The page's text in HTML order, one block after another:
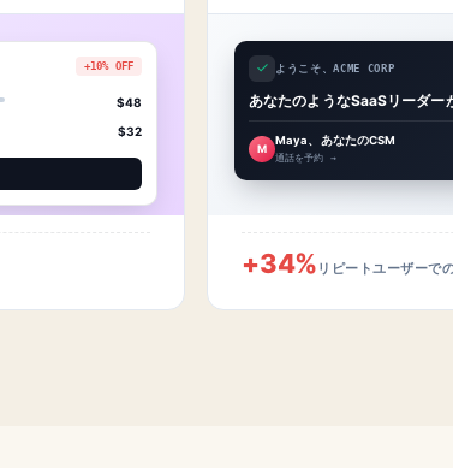
+10% OFF
$48
$32
ようこそ、ACME CORP
あなたのようなSaaSリーダ
M
Maya、あなたのCSM
通話を予約 →
+34% リピートユーザーで